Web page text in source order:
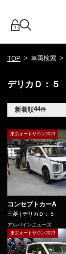
TOP 車両検索
デリカＤ：５
新着順44件
東京オートサロン2023
コンセプトカーA
三菱 | デリカＤ：５
アルパインニューズ
東京オートサロン2023